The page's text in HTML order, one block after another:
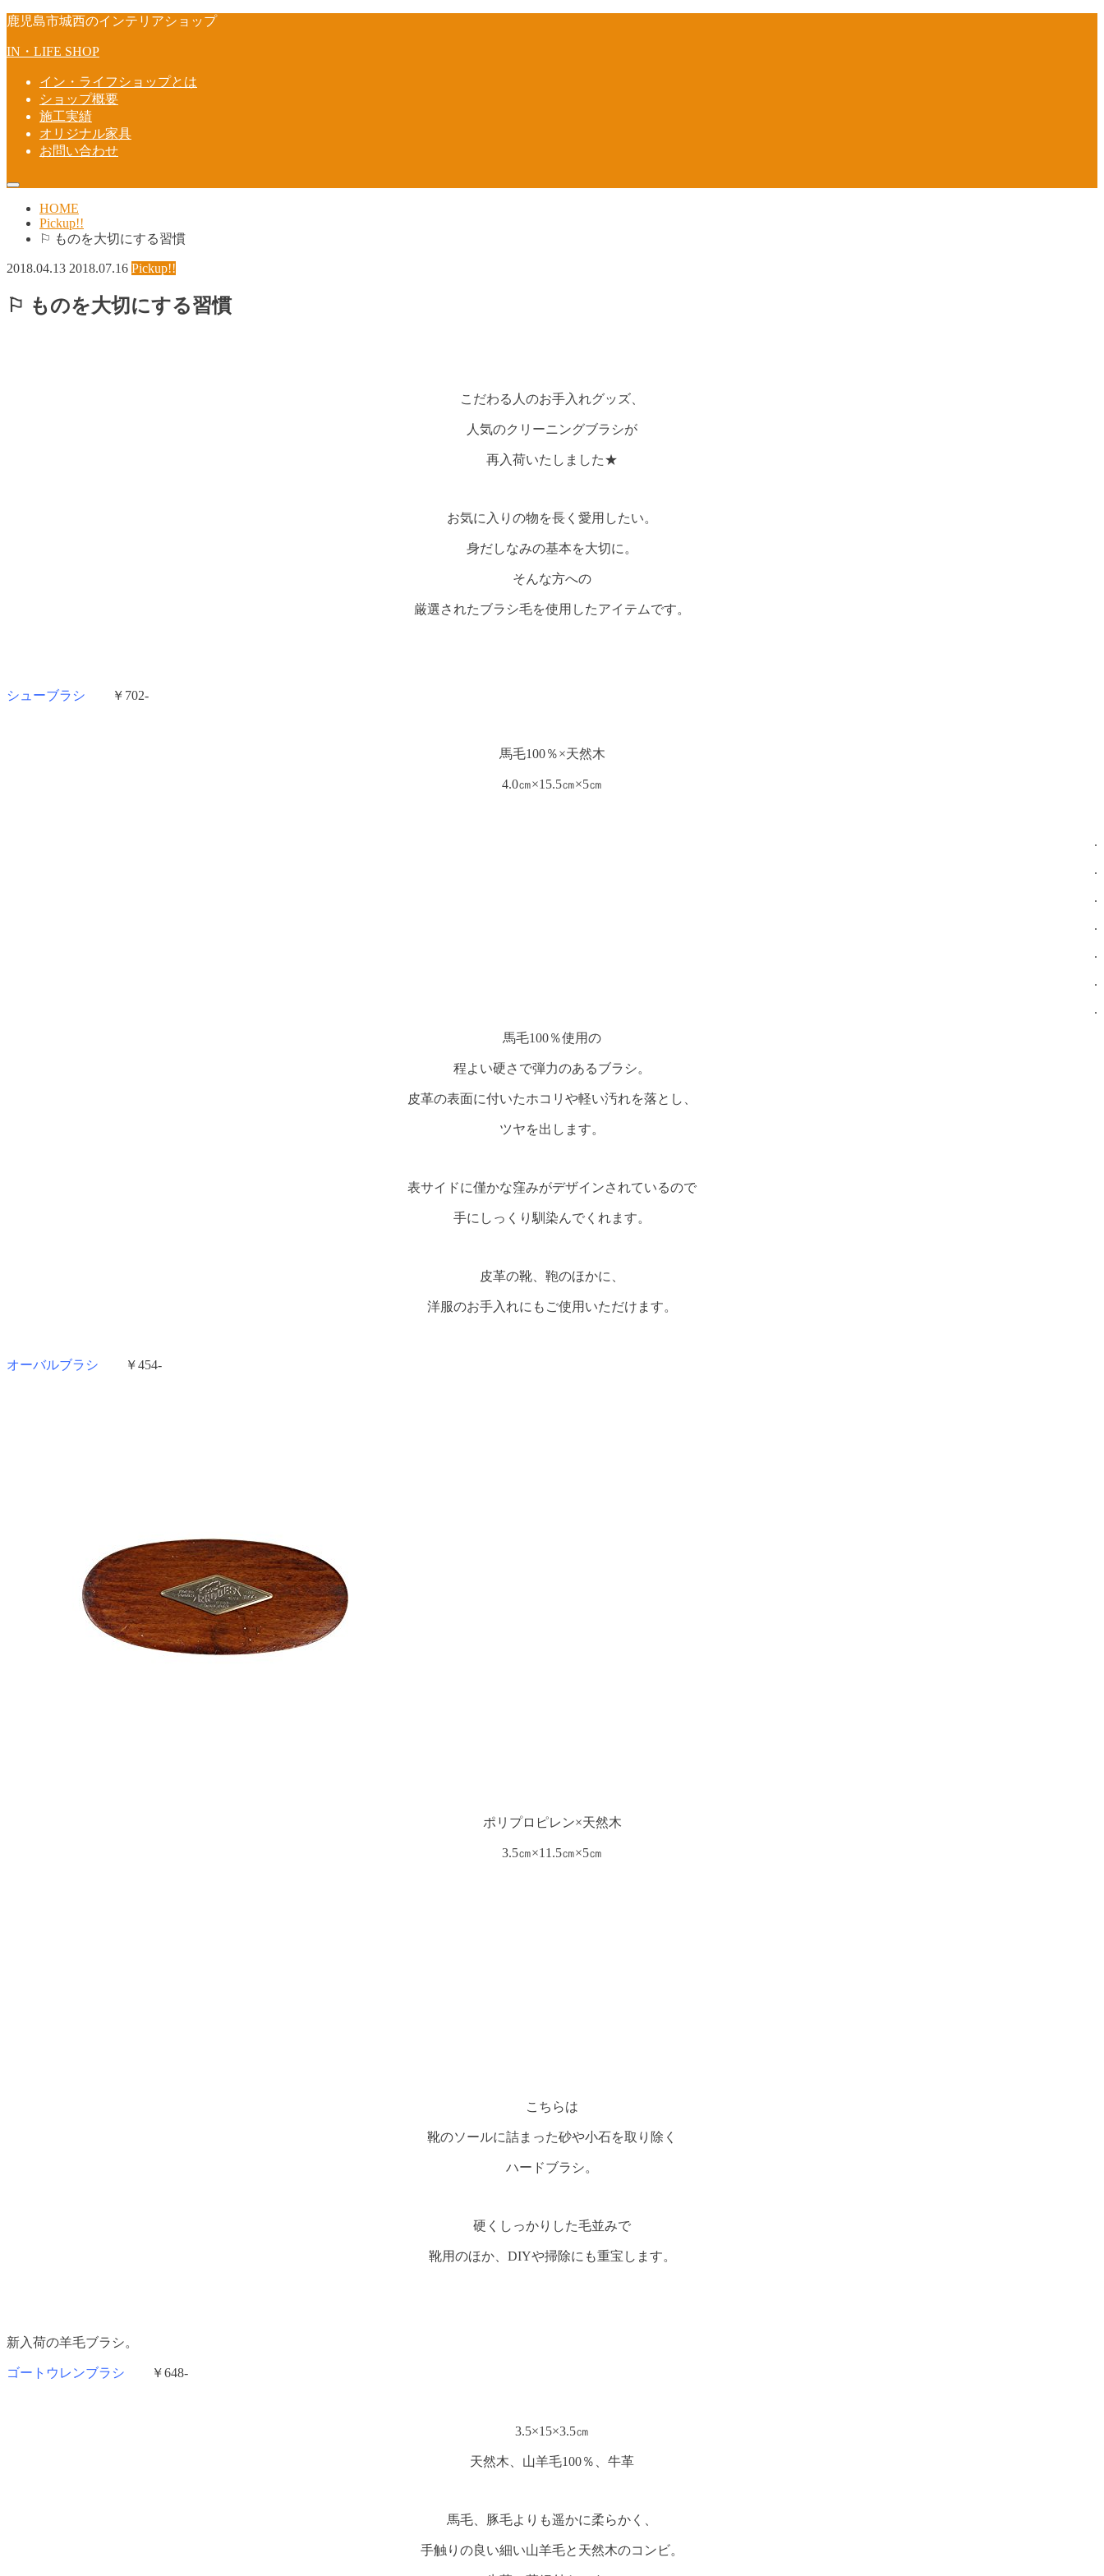
鹿児島市城西のインテリアショップ
IN・LIFE SHOP
イン・ライフショップとは
ショップ概要
施工実績
オリジナル家具
お問い合わせ
HOME
Pickup!!
⚐ ものを大切にする習慣
2018.04.13 2018.07.16 Pickup!!
⚐ ものを大切にする習慣
こだわる人のお手入れグッズ、
人気のクリーニングブラシが
再入荷いたしました★
お気に入りの物を長く愛用したい。
身だしなみの基本を大切に。
そんな方への
厳選されたブラシ毛を使用したアイテムです。
シューブラシ ￥702-
馬毛100％×天然木
4.0㎝×15.5㎝×5㎝
.
.
.
.
.
.
.
馬毛100％使用の
程よい硬さで弾力のあるブラシ。
皮革の表面に付いたホコリや軽い汚れを落とし、
ツヤを出します。
表サイドに僅かな窪みがデザインされているので
手にしっくり馴染んでくれます。
皮革の靴、鞄のほかに、
洋服のお手入れにもご使用いただけます。
オーバルブラシ ￥454-
ポリプロピレン×天然木
3.5㎝×11.5㎝×5㎝
こちらは
靴のソールに詰まった砂や小石を取り除く
ハードブラシ。
硬くしっかりした毛並みで
靴用のほか、DIYや掃除にも重宝します。
新入荷の羊毛ブラシ。
ゴートウレンブラシ ￥648-
3.5×15×3.5㎝
天然木、山羊毛100％、牛革
馬毛、豚毛よりも遥かに柔らかく、
手触りの良い細い山羊毛と天然木のコンビ。